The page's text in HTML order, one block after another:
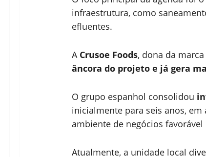
infraestrutura, como
efluentes.
A Crusoe Foods, dona da marca
âncora do projeto e já gera
O grupo espanhol consolidou
inicialmente para seis anos,
ambiente de negócios favorável
Atualmente, a unidade local